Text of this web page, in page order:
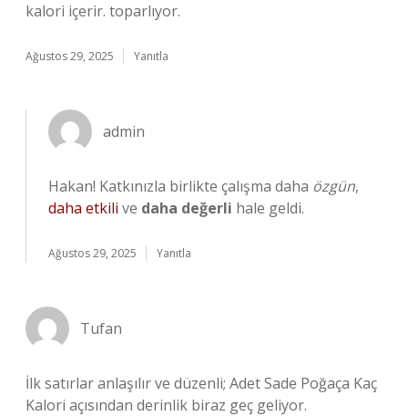
kalori içerir. toparlıyor.
Ağustos 29, 2025 Yanıtla
admin
Hakan! Katkınızla birlikte çalışma daha özgün,
daha etkili ve daha değerli hale geldi.
Ağustos 29, 2025 Yanıtla
Tufan
İlk satırlar anlaşılır ve düzenli; Adet Sade Poğaça Kaç
Kalori açısından derinlik biraz geç geliyor.